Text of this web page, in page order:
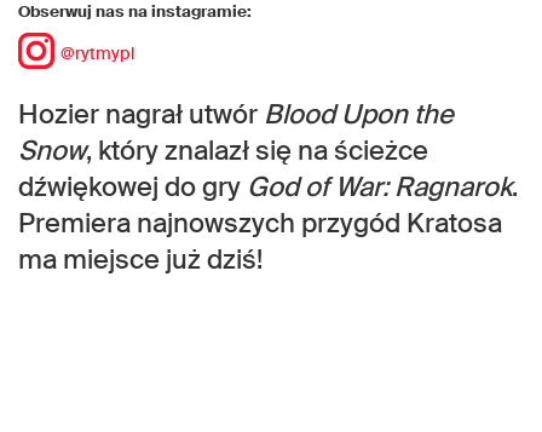
Obserwuj nas na instagramie:
@rytmypl
Hozier nagrał utwór Blood Upon the
Snow, który znalazł się na ścieżce
dźwiękowej do gry God of War: Ragnarok.
Premiera najnowszych przygód Kratosa
ma miejsce już dziś!